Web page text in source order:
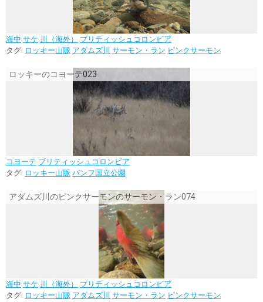
海中 サケ 川（海外）
ブリティッシュコロンビア
タグ: ロッキー山脈 アダムズ川 サーモン・ラン ピンクサーモン
ロッキーのコヨーテ023
コヨーテ ブリティッシュコロンビア
タグ: ロッキー山脈 バンフ国立公園
アダムズ川のピンクサーモンのサーモン・ラン074
海中 サケ 川（海外）
ブリティッシュコロンビア
タグ: ロッキー山脈 アダムズ川 サーモン・ラン ピンクサーモン